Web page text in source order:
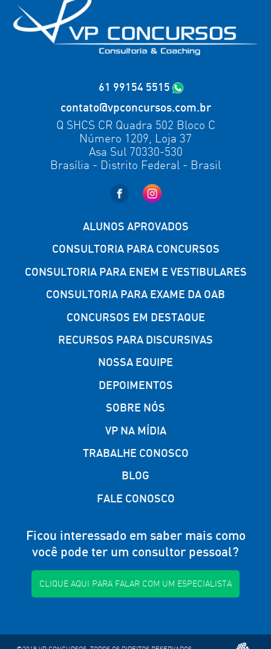
61 99154 5515
contato@vpconcursos.com.br
Q SHCS CR Quadra 502 Bloco C
Número 1209, Loja 37
Asa Sul 70330-530
Brasília - Distrito Federal - Brasil
ALUNOS APROVADOS
CONSULTORIA PARA CONCURSOS
CONSULTORIA PARA ENEM E VESTIBULARES
CONSULTORIA PARA EXAME DA OAB
CONCURSOS EM DESTAQUE
RECURSOS PARA DISCURSIVAS
NOSSA EQUIPE
DEPOIMENTOS
SOBRE NÓS
VP NA MÍDIA
TRABALHE CONOSCO
BLOG
FALE CONOSCO
Ficou interessado em saber mais como
você pode ter um consultor pessoal?
CLIQUE AQUI PARA FALAR COM UM ESPECIALISTA